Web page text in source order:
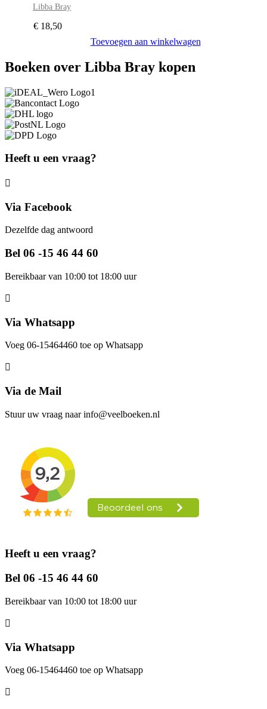
Libba Bray
€ 18,50
Toevoegen aan winkelwagen
Boeken over Libba Bray kopen
Heeft u een vraag?
Via Facebook
Dezelfde dag antwoord
Bel 06 -15 46 44 60
Bereikbaar van 10:00 tot 18:00 uur
Via Whatsapp
Voeg 06-15464460 toe op Whatsapp
Via de Mail
Stuur uw vraag naar info@veelboeken.nl
Heeft u een vraag?
Bel 06 -15 46 44 60
Bereikbaar van 10:00 tot 18:00 uur
Via Whatsapp
Voeg 06-15464460 toe op Whatsapp